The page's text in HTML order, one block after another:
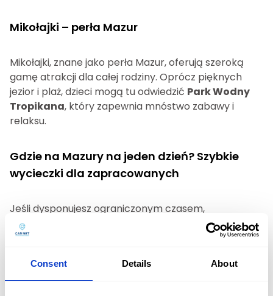
Consent Details About
Mikołajki – perła Mazur
Mikołajki, znane jako perła Mazur, oferują szeroką
gamę atrakcji dla całej rodziny. Oprócz pięknych
jezior i plaż, dzieci mogą tu odwiedzić Park Wodny
Tropikana, który zapewnia mnóstwo zabawy i
relaksu.
Gdzie na Mazury na jeden dzień? Szybkie
wycieczki dla zapracowanych
Jeśli dysponujesz ograniczonym czasem,
przedstawiamy miejsca, gdzie na Mazury na jeden
dzień się wybrać, by przeżyć niezapomnianą